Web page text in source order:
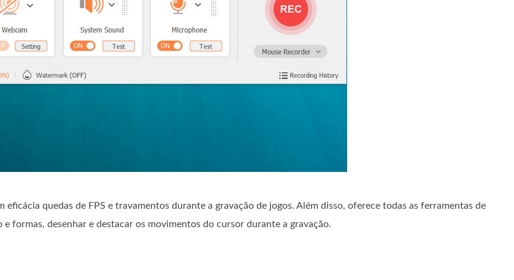
quedas de FPS e travamentos durante a gravação de jogos. Além disso, oferece todas as ferramentas de
formas, desenhar e destacar os movimentos do cursor durante a gravação.